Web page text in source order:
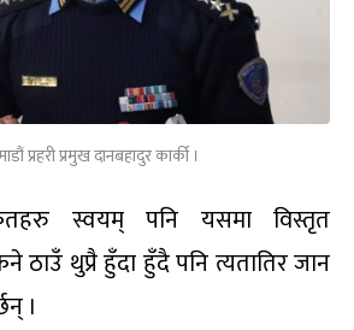
प्रहरी प्रमुख दानबहादुर कार्की ।
स्वयम् पनि यसमा विस्तृत
ठाउँ थुप्रै हुँदा हुँदै पनि त्यतातिर जान
।